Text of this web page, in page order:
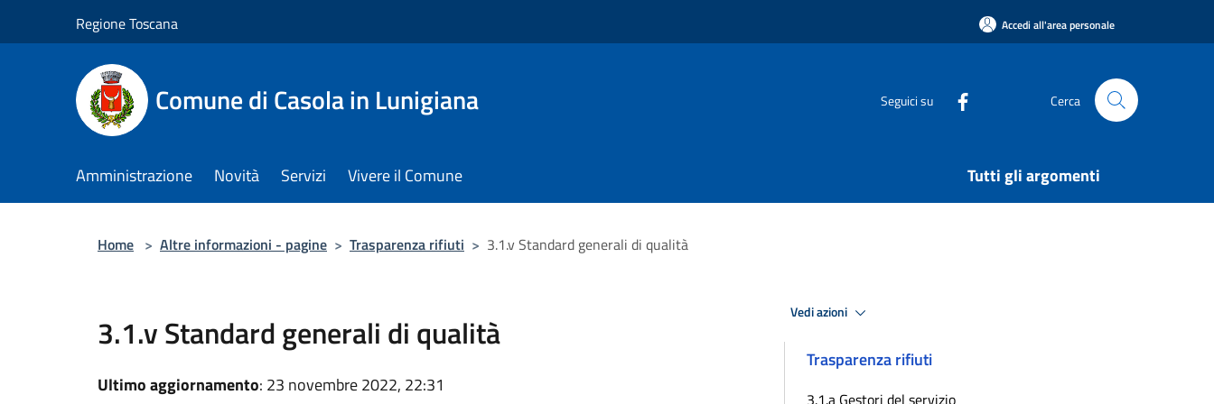
Regione Toscana Accedi all'area personale
Comune di Casola in Lunigiana Seguici su Cerca
Amministrazione Novità Servizi Vivere il Comune Tutti gli argomenti
Home > Altre informazioni - pagine > Trasparenza rifiuti > 3.1.v Standard generali di qualità
3.1.v Standard generali di qualità
Ultimo aggiornamento: 23 novembre 2022, 22:31
Vedi azioni
Trasparenza rifiuti
3.1.a Gestori del servizio